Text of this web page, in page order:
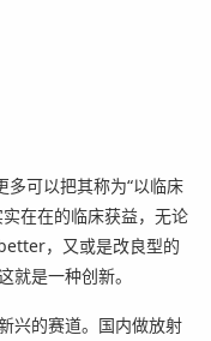
多可以把其称为“以临床
在在的临床获益，无论
，又或是改良型的
就是一种创新。
兴的赛道。国内做放射